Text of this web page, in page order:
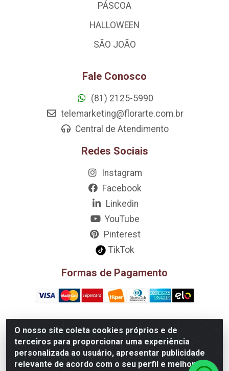
O nosso site coleta cookies próprios e de
terceiros para proporcionar uma experiência
personalizada ao usuário, apresentar publicidade
relevante de acordo com o seu perfil e melhorar a
PÁSCOA
HALLOWEEN
SÃO JOÃO
Fale Conosco
(81) 2125-5990
telemarketing@florarte.com.br
Central de Atendimento
Redes Sociais
Instagram
Facebook
Linkedin
YouTube
Pinterest
TikTok
Formas de Pagamento
D&A Decoração e Ambientação LTDA - Rua Riachão, 807 –
3A, 4A, 5A, 12A, 14A - Muribeca, Jaboatão dos
Guararapes/PE - CEP 54.355-057 - CNPJ 08.749.430/0002-01